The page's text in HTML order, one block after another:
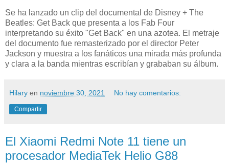
Se ha lanzado un clip del documental de Disney + The
Beatles: Get Back que presenta a los Fab Four
interpretando su éxito "Get Back" en una azotea. El metraje
del documento fue remasterizado por el director Peter
Jackson y muestra a los fanáticos una mirada más profunda
y clara a la banda mientras escribían y grababan su álbum.
Hilary en noviembre 30, 2021 No hay comentarios:
Compartir
El Xiaomi Redmi Note 11 tiene un
procesador MediaTek Helio G88